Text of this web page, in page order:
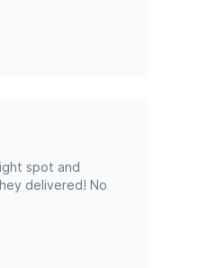
spot and
delivered! No